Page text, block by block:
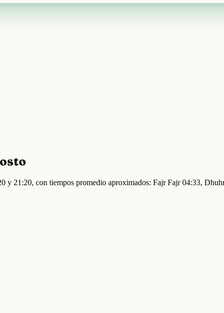
y 21:20, con tiempos promedio aproximados: Fajr Fajr 04:33,